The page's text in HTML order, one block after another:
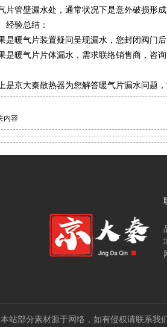
片管壁漏水处，通常状况下是意外破损形
经验总结：
是暖气片装置疑问呈现漏水，您封闭阀门
是暖气片片体漏水，需求联络销售商，咨
是京大秦散热器为您解答暖气片漏水问题
内容
站部分素材源于网络，如有侵权请联系我